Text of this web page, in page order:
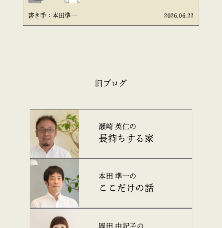
書き手：本田準一 2026.06.22
旧ブログ
瀬崎 英仁の
長持ちする家
本田 準一の
ここだけの話
岡田 由記子の